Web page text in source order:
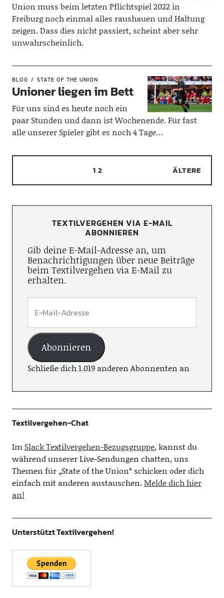
Union muss beim letzten Pflichtspiel 2022 in
Freiburg noch einmal alles raushauen und Haltung
zeigen. Dass dies nicht passiert, scheint aber sehr
unwahrscheinlich.
BLOG STATE OF THE UNION
Unioner liegen im Bett
Für uns sind es heute noch ein
paar Stunden und dann ist Wochenende. Für fast
alle unserer Spieler gibt es noch 4 Tage…
1 2 ÄLTERE
TEXTILVERGEHEN VIA E-MAIL
ABONNIEREN
Gib deine E-Mail-Adresse an, um
Benachrichtigungen über neue Beiträge
beim Textilvergehen via E-Mail zu
erhalten.
Abonnieren
Schließe dich 1.019 anderen Abonnenten an
Textilvergehen-Chat
Im Slack Textilvergehen-Bezugsgruppe, kannst du
während unserer Live-Sendungen chatten, uns
Themen für „State of the Union“ schicken oder dich
einfach mit anderen austauschen.Melde dich hier
an!
Unterstützt Textilvergehen!